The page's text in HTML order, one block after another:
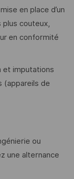
en place d’un
plus couteux,
en conformité
et imputations
(appareils de
ou
une alternance